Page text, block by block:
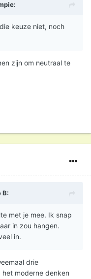
:
keuze niet, noch
zijn om neutraal te
B:
met je mee. Ik snap
in zou hangen.
in.
drie
moderne denken